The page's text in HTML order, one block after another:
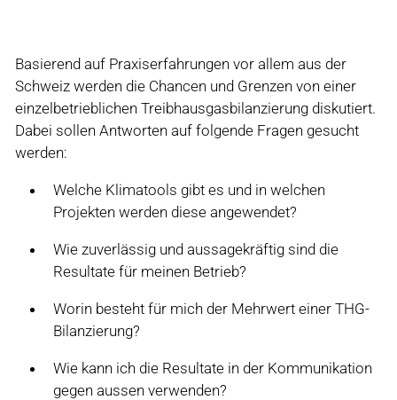
Basierend auf Praxiserfahrungen vor allem aus der
Schweiz werden die Chancen und Grenzen von einer
einzelbetrieblichen Treibhausgasbilanzierung diskutiert.
Dabei sollen Antworten auf folgende Fragen gesucht
werden:
Welche Klimatools gibt es und in welchen
Projekten werden diese angewendet?
Wie zuverlässig und aussagekräftig sind die
Resultate für meinen Betrieb?
Worin besteht für mich der Mehrwert einer THG-
Bilanzierung?
Wie kann ich die Resultate in der Kommunikation
gegen aussen verwenden?